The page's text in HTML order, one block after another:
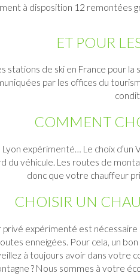
à disposition 12 remontées
ET POUR
stations de ski en France pour la
par les offices du
COMMENT
expérimenté… Le choix d’un
du véhicule. Les routes de
donc que votre chauffeur
CHOISIR UN
privé expérimenté est
enneigées. Pour cela, un
à toujours avoir dans votre
? Nous sommes à votre